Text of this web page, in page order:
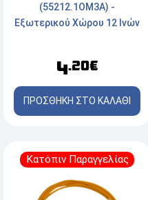
(55212.1OM3A) -
Εξωτερικού Χώρου 12 Ινών
4.20€
ΠΡΟΣΘΗΚΗ ΣΤΟ ΚΑΛΑΘΙ
Κατόπιν Παραγγελίας